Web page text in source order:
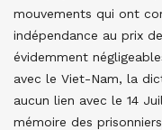
mouvements qui ont
indépendance au prix
évidemment
avec le Viet-Nam, la
aucun lien avec le 14
mémoire des